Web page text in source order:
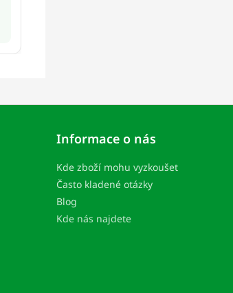
Informace o nás
Kde zboží mohu vyzkoušet
Často kladené otázky
Blog
Kde nás najdete